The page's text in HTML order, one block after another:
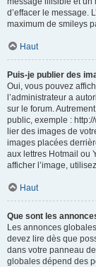
d’effacer le message.
maximum de smileys
Haut
Puis-je publier des
Oui, vous pouvez
l’administrateur a
sur le forum.
public, exemple :
lier des images de
images placées
aux lettres Hotmail ou
afficher l’image,
Haut
Que sont les
Les annonces
devez lire dès que
dans votre panneau
globales dépend des